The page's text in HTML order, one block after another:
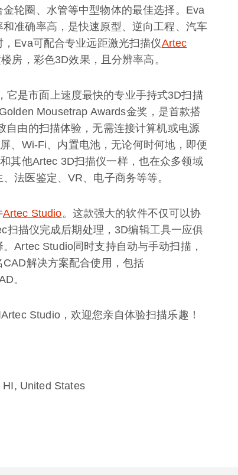
轮圈、水管等中型物体的最佳选择。Eva
准确率高，是快速原型、逆向工程、汽车
Eva可配合专业远距激光扫描仪Artec
房，彩色3D效果，且分辨率高。
它是市面上速度最快的专业手持式3D扫描
Mousetrap Awards金奖，是首款搭
自由的扫描体验，无需连接计算机或电源
、Wi-Fi、内置电池，无论何时何地，即便
其他Artec 3D扫描仪一样，也在众多领域
法医鉴定、VR、电子商务等等。
Artec Studio。这款强大的软件不仅可以协
扫描仪完成后期处理，3D编辑工具一应俱
Artec Studio同时支持自动与手动扫描，
解决方案配合使用，包括
。
Studio，欢迎您亲自体验扫描乐趣！
United States